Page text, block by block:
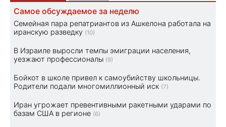
Самое обсуждаемое за неделю
Семейная пара репатриантов из Ашкелона работала на
иранскую разведку (10)
В Израиле выросли темпы эмиграции населения,
уезжают профессионалы (9)
Бойкот в школе привел к самоубийству школьницы.
Родители подали многомиллионный иск (7)
Иран угрожает превентивными ракетными ударами по
базам США в регионе (6)